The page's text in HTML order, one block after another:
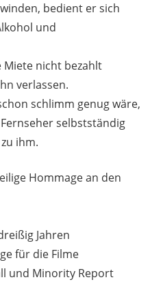
bedient er sich
und
Miete nicht bezahlt
verlassen.
schlimm genug wäre,
selbstständig
ihm.
Hommage an den
Jahren
für die Filme
und Minority Report